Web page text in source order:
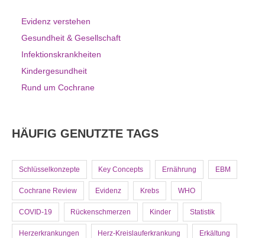
Evidenz verstehen
Gesundheit & Gesellschaft
Infektionskrankheiten
Kindergesundheit
Rund um Cochrane
HÄUFIG GENUTZTE TAGS
Schlüsselkonzepte Key Concepts Ernährung EBM
Cochrane Review Evidenz Krebs WHO
COVID-19 Rückenschmerzen Kinder Statistik
Herzerkrankungen Herz-Kreislauferkrankung Erkältung